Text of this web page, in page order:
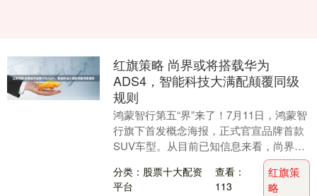
红旗策略 尚界或将搭载华为
ADS4，智能科技大满配颠覆同级
规则
鸿蒙智行第五“界”来了！7月11日，鸿蒙智
行旗下首发概念海报，正式官宣品牌首款
SUV车型。从目前已知信息来看，尚界的
首款SUV车型定位20万级，为年轻用户而
来，....
分类：股票十大配资
平台
查看：
113
红旗策
略